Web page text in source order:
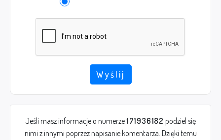
Wyślij
Jeśli masz informacje o numerze171936182 podziel się
nimi z innymi poprzez napisanie komentarza. Dzięki temu